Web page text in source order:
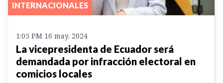
INTERNACIONALES
1:05 PM 16 may. 2024
La vicepresidenta de Ecuador será
demandada por infracción electoral en
comicios locales